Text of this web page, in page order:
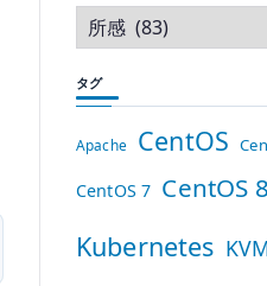
タグ
Apache CentOS
CentOS 7 CentOS 8
Kubernetes